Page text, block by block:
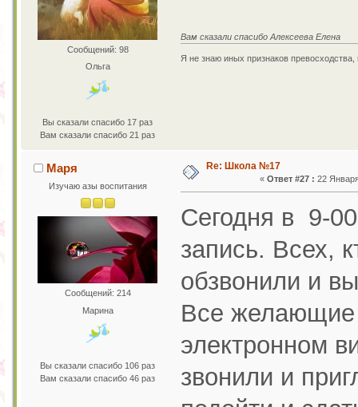
Сообщений: 98
Ольга
Вы сказали спасибо 17 раз
Вам сказали спасибо 21 раз
Вам сказали спасибо Алексеева Елена
Я не знаю иных признаков
Маря
Изучаю азы воспитания
Сообщений: 214
Марина
Вы сказали спасибо 106 раз
Вам сказали спасибо 46 раз
Re: Школа №17
« Ответ #27 : 22
Сегодня в 9-
запись. Всех,
обзвонили и
Все желающие
электронном
звонили и